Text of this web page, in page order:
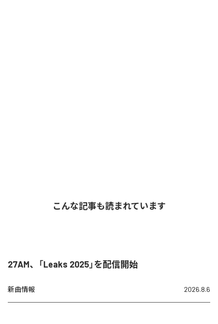
こんな記事も読まれています
27AM、「Leaks 2025」を配信開始
新曲情報 2026.8.6